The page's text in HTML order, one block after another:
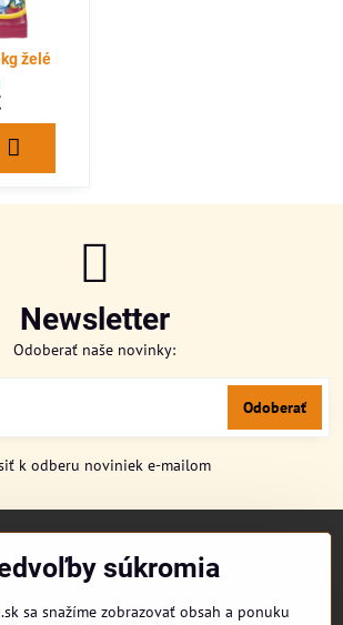
želé
Newsletter
Odoberať naše novinky:
Odoberať
k odberu noviniek e-mailom
súkromia
sa snažíme zobrazovať obsah a ponuku